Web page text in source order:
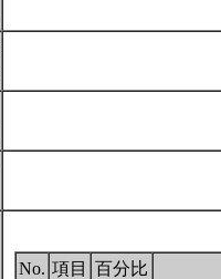
No. 項目 百分比